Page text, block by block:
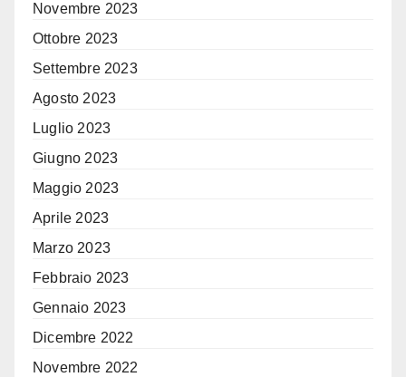
Novembre 2023
Ottobre 2023
Settembre 2023
Agosto 2023
Luglio 2023
Giugno 2023
Maggio 2023
Aprile 2023
Marzo 2023
Febbraio 2023
Gennaio 2023
Dicembre 2022
Novembre 2022